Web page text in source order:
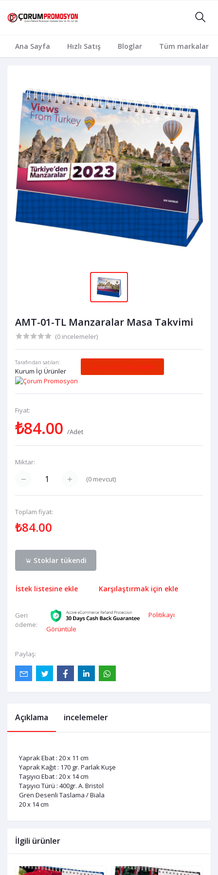
Ana Sayfa Hızlı Satış Bloglar Tüm markalar
AMT-01-TL Manzaralar Masa Takvimi
(0 incelemeler)
Tarafından satılan:
Kurum İçi Ürünler
Satıcıya Mesaj Gönder
Fiyat:
₺84.00 /Adet
Miktar:
(0 mevcut)
Toplam fiyat:
₺84.00
Stoklar tükendi
İstek listesine ekle Karşılaştırmak için ekle
Geri
ödeme:
Politikayı
Görüntüle
Paylaş:
Açıklama incelemeler
Yaprak Ebat : 20 x 11 cm
Yaprak Kağıt : 170 gr. Parlak Kuşe
Taşıyıcı Ebat : 20 x 14 cm
Taşıyıcı Türü : 400gr. A. Bristol
Gren Desenli Taslama / Biala
20 x 14 cm
İlgili ürünler